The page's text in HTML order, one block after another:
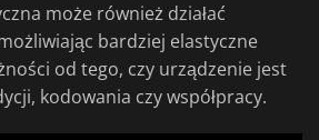
może również działać
bardziej elastyczne
od tego, czy urządzenie jest
kodowania czy współpracy.